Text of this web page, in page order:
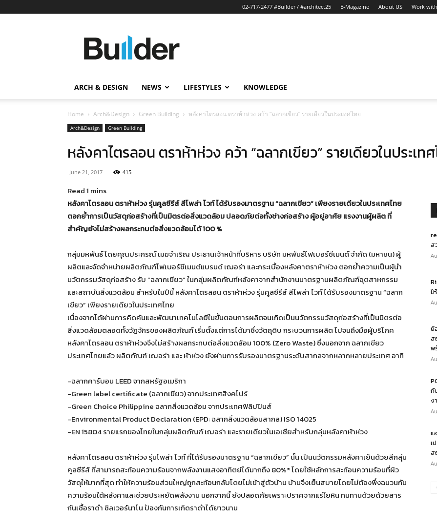
02-717-2477 #Builder / #architect25 E-Magazine About US Work
ข่าว
ก่อสร้าง
ARCH & DESIGN NEWS LIFESTYLES KNOWLEDGE
Home Arch&Design Green Building หลังคาไตรลอน ตราห้าห่วง คว้า “ฉลากเขียว” รายเดียวในประเทศไทย
Arch&Design Green Building
หลังคาไตรลอน ตราห้าห่วง คว้า “ฉลากเขียว” รายเดียวในประเท
June 21, 2017 415
หลังคาไตรลอน ตราห้าห่วง รุ่นคูลซีรีส์ สีโพล่า ไวท์ ได้รับรองมาตรฐาน “ฉลากเขียว” เพียงรายเดียวในประเทศไทย
ตอกย้ำการเป็นวัสดุก่อสร้างที่เป็นมิตรต่อสิ่งแวดล้อม ปลอดภัยต่อทั้งช่างก่อสร้าง ผู้อยู่อาศัย แรงงานผู้ผลิต ที่
สำคัญยังไม่สร้างผลกระทบต่อสิ่งแวดล้อมได้ 100 %
กลุ่มมหพันธ์ โดยคุณประกรณ์ เมฆจำเริญ ประธานเจ้าหน้าที่บริหาร บริษัท มหพันธ์ไฟเบอร์ซีเมนต์ จำกัด (มหาชน) ผู้
ผลิตและจัดจำหน่ายผลิตภัณฑ์ไฟเบอร์ซีเมนต์แบรนด์ เฌอร่า และกระเบื้องหลังคาตราห้าห่วง ตอกย้ำความเป็นผู้นำ
นวัตกรรมวัสดุก่อสร้าง รับ “ฉลากเขียว” ในกลุ่มผลิตภัณฑ์หลังคาจากสำนักงานมาตรฐานผลิตภัณฑ์อุตสาหกรรม
และสถาบันสิ่งแวดล้อม สำหรับในปีนี้ หลังคาไตรลอน ตราห้าห่วง รุ่นคูลซีรีส์ สีโพล่า ไวท์ ได้รับรองมาตรฐาน “ฉลาก
เขียว” เพียงรายเดียวในประเทศไทย
เนื่องจากได้ผ่านการคิดค้นและพัฒนาเทคโนโลยีในขั้นตอนการผลิตจนเกิดเป็นนวัตกรรมวัสดุก่อสร้างที่เป็นมิตรต่อ
สิ่งแวดล้อมตลอดทั้งวัฏจักรของผลิตภัณฑ์ เริ่มตั้งแต่การได้มาซึ่งวัตถุดิบ กระบวนการผลิต ไปจนถึงมือผู้บริโภค
หลังคาไตรลอน ตราห้าห่วงจึงไม่สร้างผลกระทบต่อสิ่งแวดล้อม 100% (Zero Waste) ซึ่งนอกจาก ฉลากเขียว
ประเทศไทยแล้ว ผลิตภัณฑ์ เฌอร่า และ ห้าห่วง ยังผ่านการรับรองมาตรฐานระดับสากลจากหลากหลายประเทศ อาทิ
-ฉลากคาร์บอน LEED จากสหรัฐอเมริกา
-Green label certificate (ฉลากเขียว) จากประเทศสิงคโปร์
-Green Choice Philippine ฉลากสิ่งแวดล้อม จากประเทศฟิลิปปินส์
-Environmental Product Declaration (EPD: ฉลากสิ่งแวดล้อมสากล) ISO 14025
-EN 15804 รายแรกของไทยในกลุ่มผลิตภัณฑ์ เฌอร่า และรายเดียวในเอเชียสำหรับกลุ่มหลังคาห้าห่วง
หลังคาไตรลอน ตราห้าห่วง รุ่นโพล่า ไวท์ ที่ได้รับรองมาตรฐาน “ฉลากเขียว” นั้น เป็นนวัตกรรมหลังคาเย็นด้วยสีกลุ่ม
คูลซีรีส์ ที่สามารถสะท้อนความร้อนจากพลังงานแสงอาทิตย์ได้มากถึง 80%* โดยใช้หลักการสะท้อนความร้อนที่ผิว
วัสดุให้มากที่สุด ทำให้ความร้อนส่วนใหญ่ถูกสะท้อนกลับโดยไม่เข้าสู่ตัวบ้าน บ้านจึงเย็นสบายโดยไม่ต้องพึ่งฉนวนกัน
ความร้อนใต้หลังคาและช่วยประหยัดพลังงาน นอกจากนี้ ยังปลอดภัยเพราะปราศจากแร่ใยหิน ทนทานด้วยด้วยสาร
กันเชื้อราดำ ซิลเวอร์นาโน ป้องกันการเกิดราดำได้ยาวนาน
ส
ใ
ย้
ส
พ
กั
ง
แ
เ
ส